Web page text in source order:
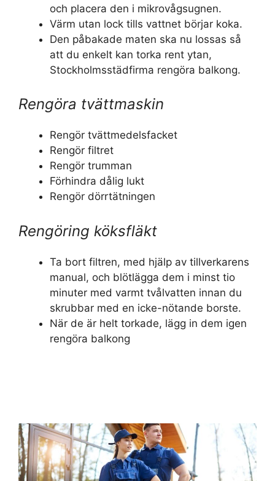
och placera den i mikrovågsugnen.
Värm utan lock tills vattnet börjar koka.
Den påbakade maten ska nu lossas så
att du enkelt kan torka rent ytan,
Stockholmsstädfirma rengöra balkong.
Rengöra tvättmaskin
Rengör tvättmedelsfacket
Rengör filtret
Rengör trumman
Förhindra dålig lukt
Rengör dörrtätningen
Rengöring köksfläkt
Ta bort filtren, med hjälp av tillverkarens
manual, och blötlägga dem i minst tio
minuter med varmt tvålvatten innan du
skrubbar med en icke-nötande borste.
När de är helt torkade, lägg in dem igen
rengöra balkong